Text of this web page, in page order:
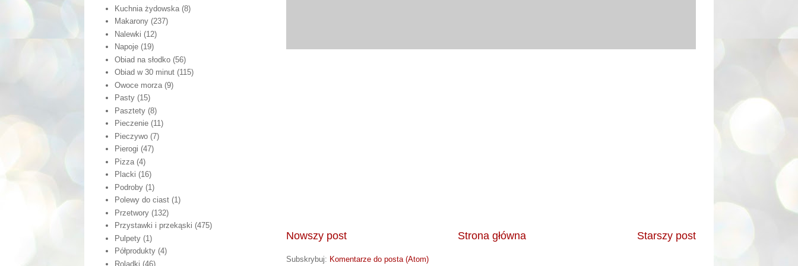
Nowszy post Starszy post
Strona główna
Subskrybuj: Komentarze do posta (Atom)
Kuchnia żydowska (8)
Makarony (237)
Nalewki (12)
Napoje (19)
Obiad na słodko (56)
Obiad w 30 minut (115)
Owoce morza (9)
Pasty (15)
Pasztety (8)
Pieczenie (11)
Pieczywo (7)
Pierogi (47)
Pizza (4)
Placki (16)
Podroby (1)
Polewy do ciast (1)
Przetwory (132)
Przystawki i przekąski (475)
Pulpety (1)
Półprodukty (4)
Roladki (46)